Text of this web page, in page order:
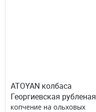
ATOYAN колбаса
Георгиевская рубленая
копчение на ольховых